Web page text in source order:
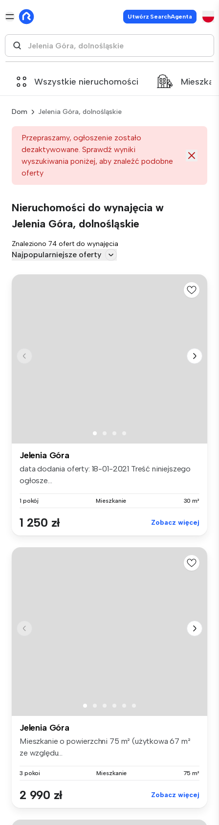
Utwórz SearchAgenta
Wszystkie nieruchomości
Dom Jelenia Góra, dolnośląskie
Przepraszamy, ogłoszenie zostało
dezaktywowane. Sprawdź wyniki
wyszukiwania poniżej, aby znaleźć podobne
oferty
Nieruchomości do wynajęcia w
Jelenia Góra, dolnośląskie
Znaleziono 74 ofert do wynajęcia
Najpopularniejsze oferty
Jelenia Góra
data dodania oferty: 18-01-2021 Treść niniejszego
ogłosze...
1 pokój Mieszkanie 30 m²
1 250 zł Zobacz więcej
Jelenia Góra
Mieszkanie o powierzchni 75 m² (użytkowa 67 m²
ze względu...
3 pokoi Mieszkanie 75 m²
2 990 zł Zobacz więcej